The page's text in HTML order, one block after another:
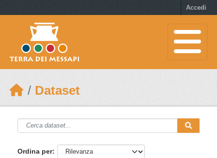
Accedi
Dataset
Ordina per